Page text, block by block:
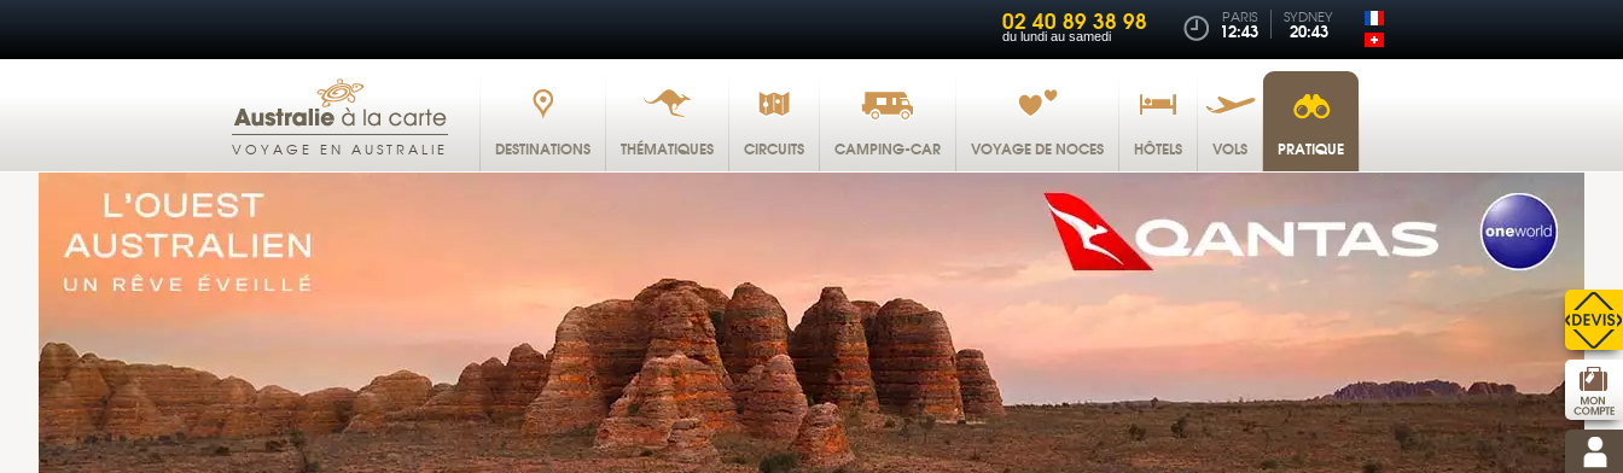
02 40 89 38 98
du lundi au samedi
PARIS
12:43
SYDNEY
20:43
VOYAGE EN AUSTRALIE DESTINATIONS THÉMATIQUES CIRCUITS CAMPING-CAR VOYAGE DE NOCES HÔTELS VOLS PRATIQUE